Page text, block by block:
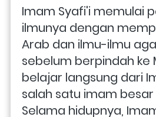
Imam Syafi'i memulai
ilmunya dengan
Arab dan ilmu-ilmu
sebelum berpindah ke
belajar langsung dari
salah satu imam besar
Selama hidupnya,